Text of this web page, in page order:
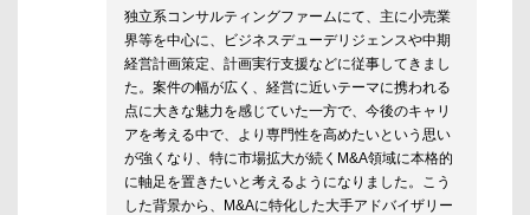
独立系コンサルティングファームにて、主に小売業
界等を中心に、ビジネスデューデリジェンスや中期
経営計画策定、計画実行支援などに従事してきまし
た。案件の幅が広く、経営に近いテーマに携われる
点に大きな魅力を感じていた一方で、今後のキャリ
アを考える中で、より専門性を高めたいという思い
が強くなり、特に市場拡大が続くM&A領域に本格的
に軸足を置きたいと考えるようになりました。こう
した背景から、M&Aに特化した大手アドバイザリー